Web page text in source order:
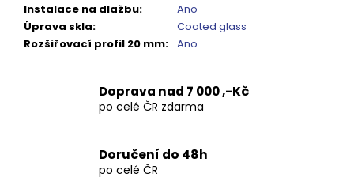
Instalace na dlažbu:
Ano
Úprava skla:
Coated glass
Rozšiřovací profil 20 mm: Ano
Doprava nad 7 000 ,-Kč
po celé ČR zdarma
Doručení do 48h
po celé ČR